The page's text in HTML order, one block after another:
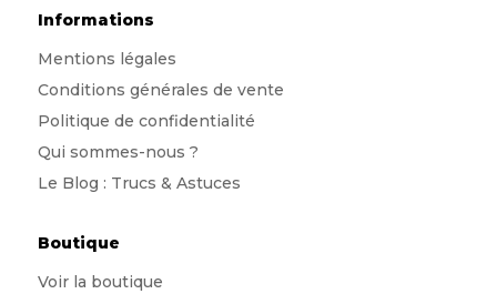
Informations
Mentions légales
Conditions générales de vente
Politique de confidentialité
Qui sommes-nous ?
Le Blog : Trucs & Astuces
Boutique
Voir la boutique